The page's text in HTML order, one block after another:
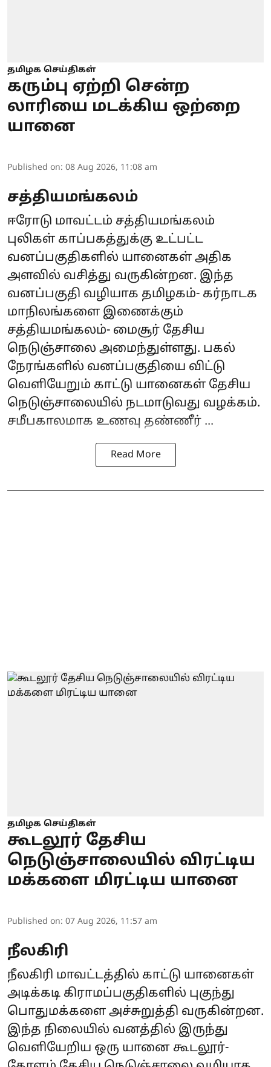
தமிழக செய்திகள்
கரும்பு ஏற்றி சென்ற
லாரியை மடக்கிய ஒற்றை
யானை
Published on: 08 Aug 2026, 11:08 am
சத்தியமங்கலம்
ஈரோடு மாவட்டம் சத்தியமங்கலம்
புலிகள் காப்பகத்துக்கு உட்பட்ட
வனப்பகுதிகளில் யானைகள் அதிக
அளவில் வசித்து வருகின்றன. இந்த
வனப்பகுதி வழியாக தமிழகம்- கர்நாடக
மாநிலங்களை இணைக்கும்
சத்தியமங்கலம்- மைசூர் தேசிய
நெடுஞ்சாலை அமைந்துள்ளது. பகல்
நேரங்களில் வனப்பகுதியை விட்டு
வெளியேறும் காட்டு யானைகள் தேசிய
நெடுஞ்சாலையில் நடமாடுவது வழக்கம்.
சமீபகாலமாக உணவு தண்ணீர் ...
Read More
தமிழக செய்திகள்
கூடலூர் தேசிய
நெடுஞ்சாலையில் விரட்டிய
மக்களை மிரட்டிய யானை
Published on: 07 Aug 2026, 11:57 am
நீலகிரி
நீலகிரி மாவட்டத்தில் காட்டு யானைகள்
அடிக்கடி கிராமப்பகுதிகளில் புகுந்து
பொதுமக்களை அச்சுறுத்தி வருகின்றன.
இந்த நிலையில் வனத்தில் இருந்து
வெளியேறிய ஒரு யானை கூடலூர்-